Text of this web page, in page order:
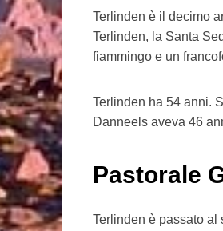
Terlinden è il decimo
Terlinden, la Santa
fiammingo e un
Terlinden ha 54 anni.
Danneels aveva 46
Pastorale
Terlinden è passato